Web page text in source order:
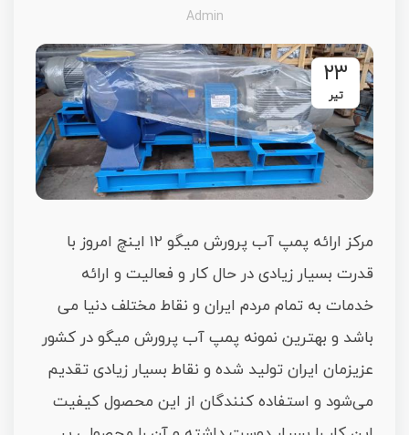
Admin
۲۳
تیر
مرکز ارائه پمپ آب پرورش میگو ۱۲ اینچ امروز با
قدرت بسیار زیادی در حال کار و فعالیت و ارائه
خدمات به تمام مردم ایران و نقاط مختلف دنیا می
باشد و بهترین نمونه پمپ آب پرورش میگو در کشور
عزیزمان ایران تولید شده و نقاط بسیار زیادی تقدیم
می‌شود و استفاده کنندگان از این محصول کیفیت